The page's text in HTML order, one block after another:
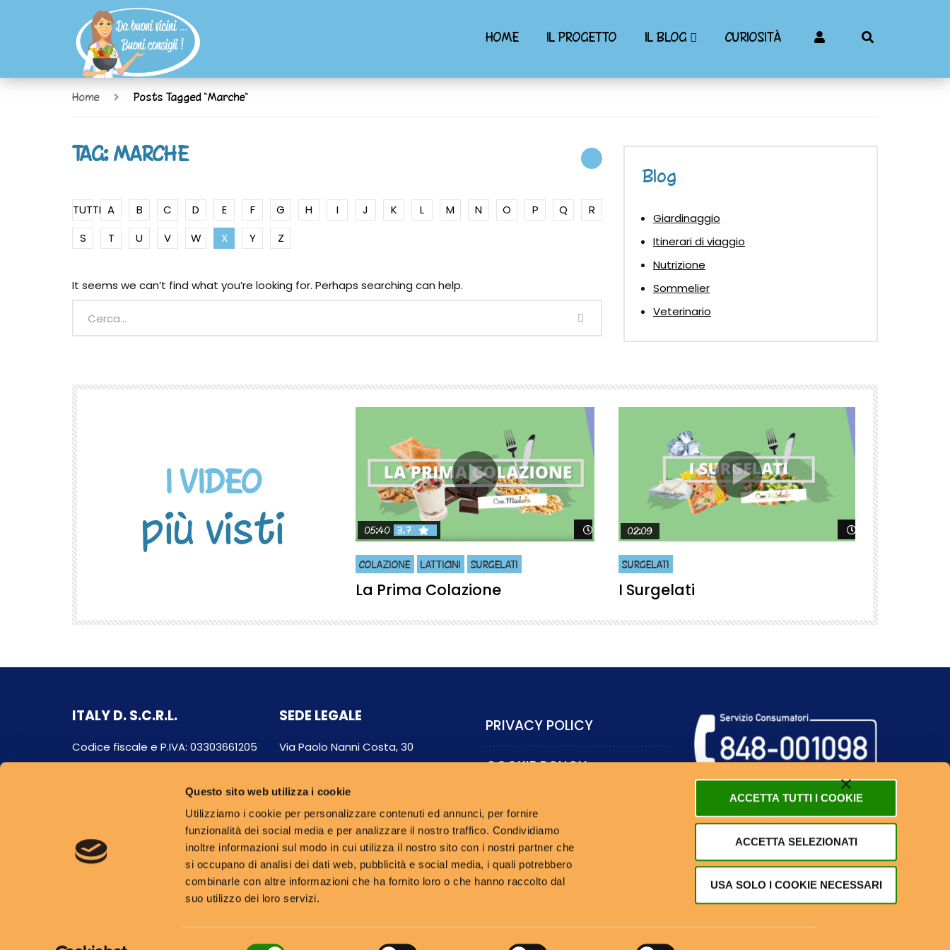
Questo sito web utilizza i cookie
Utilizziamo i cookie per personalizzare contenuti ed annunci, per fornire
funzionalità dei social media e per analizzare il nostro traffico. Condividiamo
inoltre informazioni sul modo in cui utilizza il nostro sito con i nostri partner che
si occupano di analisi dei dati web, pubblicità e social media, i quali potrebbero
combinarle con altre informazioni che ha fornito loro o che hanno raccolto dal
suo utilizzo dei loro servizi.
ACCETTA TUTTI I COOKIE
ACCETTA SELEZIONATI
USA SOLO I COOKIE NECESSARI
HOME IL PROGETTO IL BLOG CURIOSITÀ
Home Posts Tagged "Marche"
TAG: MARCHE
TUTTI A B C D E F G H I J K L M N O P Q
R
S
T U V W X Y Z
It seems we can’t find what you’re looking for. Perhaps searching can help.
Blog
Giardinaggio
Itinerari di viaggio
Nutrizione
Sommelier
Veterinario
I VIDEO
più visti Guarda più tardi
05:40 3.7
COLAZIONE LATTICINI SURGELATI
La Prima Colazione
Guarda più tardi
02:09
SURGELATI
I Surgelati
ITALY D. S.C.R.L.
Codice fiscale e P.IVA: 03303661205
SEDE LEGALE
Via Paolo Nanni Costa, 30
PRIVACY POLICY
COOKIE POLICY
DICHIARAZIONE DI
ACCESSIBILITÀ